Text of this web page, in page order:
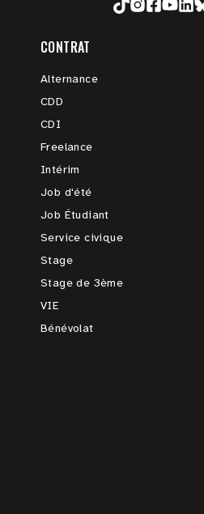
CONTRAT
Alternance
CDD
CDI
Freelance
Intérim
Job d'été
Job Étudiant
Service civique
Stage
Stage de 3ème
VIE
Bénévolat